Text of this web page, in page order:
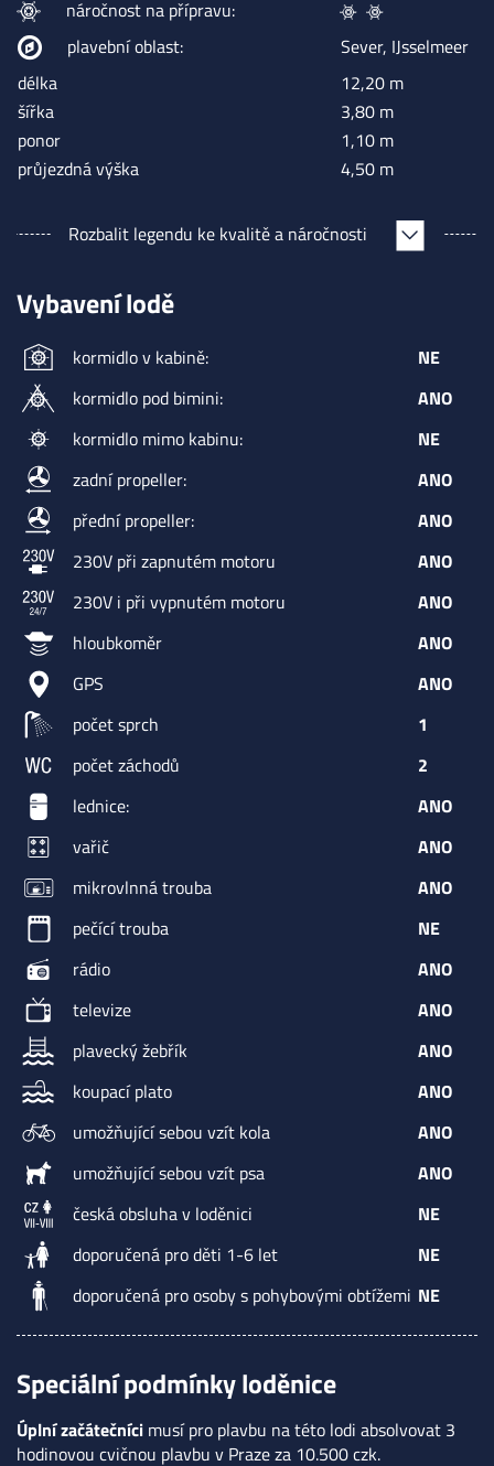
náročnost na přípravu:
plavební oblast:
Sever, IJsselmeer
délka
12,20 m
šířka
3,80 m
ponor
1,10 m
průjezdná výška
4,50 m
Rozbalitlegendu ke kvalitě a náročnosti
Vybavení lodě
kormidlo v kabině:
NE
kormidlo pod bimini:
ANO
kormidlo mimo kabinu:
NE
zadní propeller:
ANO
přední propeller:
ANO
230V při zapnutém motoru
ANO
230V i při vypnutém motoru
ANO
hloubkoměr
ANO
GPS
ANO
počet sprch
1
počet záchodů
2
lednice:
ANO
vařič
ANO
mikrovlnná trouba
ANO
pečící trouba
NE
rádio
ANO
televize
ANO
plavecký žebřík
ANO
koupací plato
ANO
umožňující sebou vzít kola
ANO
umožňující sebou vzít psa
ANO
česká obsluha v loděnici
NE
doporučená pro děti 1-6 let
NE
doporučená pro osoby s pohybovými obtížemi NE
Speciální podmínky loděnice
Úplní začátečníci musí pro plavbu na této lodi absolvovat 3
hodinovou cvičnou plavbu v Praze za 10.500 czk.